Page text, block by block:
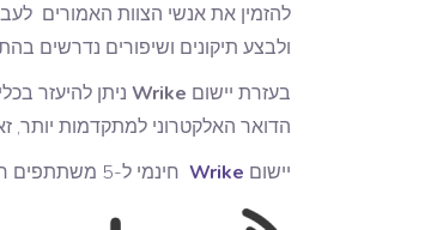
להזמין את אנשי הצוות האמורים
ולבצע תיקונים ושיפורים נדרשים
בעזרת יישום Wrike ניתן להיעזר
הדואר האלקטרוני למתקדמות יותר,
יישום Wrike חינמי ל-5 משתתפים ראשונים, ובעלות של 49$ לחודש עבור ניהול מקצועי של פרויקטים מורכבים.